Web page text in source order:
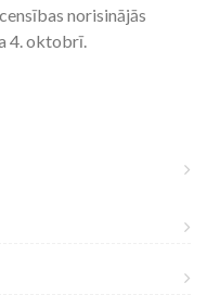
norisinājās
4. oktobrī.